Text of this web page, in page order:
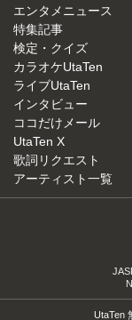
エンタメニュース
特集記事
検定・クイズ
カラオケUtaTen
ライブUtaTen
インタビュー
ココだけメール
UtaTen X
歌詞リクエスト
アーティスト一覧
UtaTen